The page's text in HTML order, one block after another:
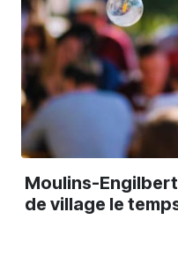
Moulins-
de village le